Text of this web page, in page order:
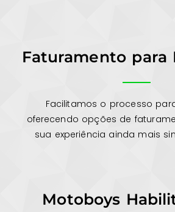
Faturamento para
Facilitamos o processo
oferecendo opções de
sua experiência ainda mais
Motoboys